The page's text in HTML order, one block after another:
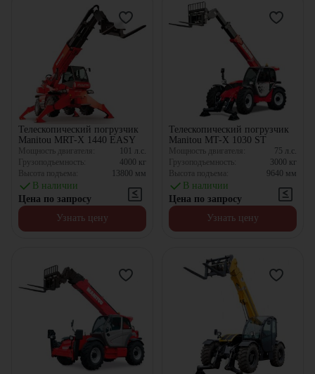
Телескопический погрузчик
Manitou MRT-X 1440 EASY
Мощность двигателя: 101 л.с.
Грузоподъемность:
4000 кг
Высота подъема:
13800 мм
В наличии
Цена по запросу
Узнать цену
Телескопический погрузчик
Manitou MT-X 1030 ST
Мощность двигателя: 75 л.с.
Грузоподъемность:
3000 кг
Высота подъема:
9640 мм
В наличии
Цена по запросу
Узнать цену